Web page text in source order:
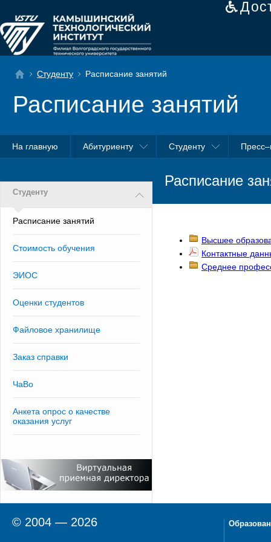
Студенту Расписание занятий
Расписание занятий
На главную Абитуриенту Студенту
Студенту
Расписание занятий
Стоимость обучения
ЭИОС
Оценки студентов
Файловое хранилище
Заказ справки
ЧаВо
Анкета опрос о качестве
оказания услуг
Расписание
Высшее
Контактные
Среднее
© 2004 — 2026